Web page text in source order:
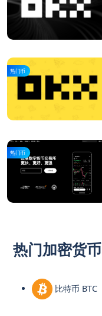
热门币
热门币
热门加密货币
比特币 BTC